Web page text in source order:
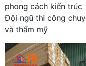
phong cách kiến trúc
Đội ngũ thi công
và thẩm mỹ